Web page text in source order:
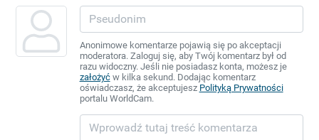
Anonimowe komentarze pojawią się po akceptacji
moderatora. Zaloguj się, aby Twój komentarz był od
razu widoczny. Jeśli nie posiadasz konta, możesz je
założyćw kilka sekund. Dodając komentarz
oświadczasz, że akceptujesz Polityką Prywatności
portalu WorldCam.